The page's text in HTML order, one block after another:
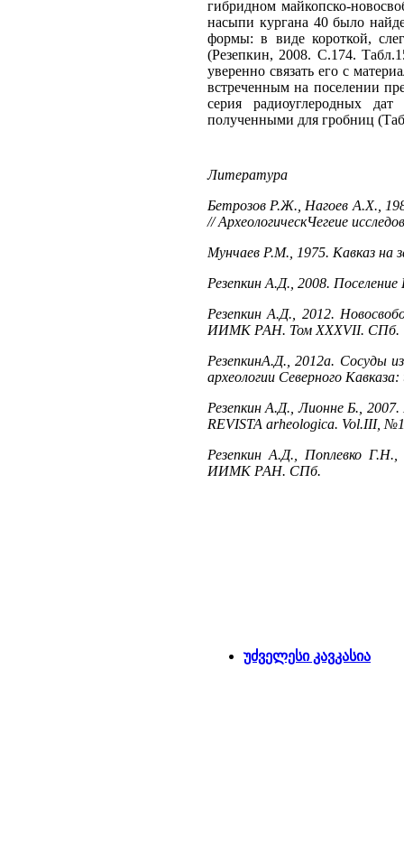
гибридном майкопско-
насыпи кургана 40 было
формы: в виде короткой,
(Резепкин, 2008. С.174.
уверенно связать его с
встреченным на поселении
серия радиоуглеродных
полученными для гробниц
Литература
Бетрозов Р.Ж., Нагоев А.Х.,
// АрхеологическЧегеие
Мунчаев Р.М., 1975. Кавказ на
Резепкин А.Д., 2008.
Резепкин А.Д., 2012.
ИИМК РАН. Том XXXVII. СПб.
РезепкинА.Д., 2012а. Сосуды
археологии Северного
Резепкин А.Д., Лионне Б., 2007.
REVISTA arheologica. Vol.III,
Резепкин А.Д., Поплевко Г.Н.,
ИИМК РАН. СПб.
უძველესი კავკასია